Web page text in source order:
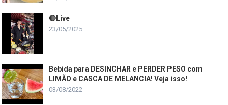
🔴Live
23/05/2025
Bebida para DESINCHAR e PERDER PESO com
LIMÃO e CASCA DE MELANCIA! Veja isso!
03/08/2022